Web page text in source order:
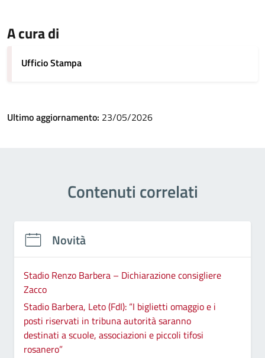
A cura di
Ufficio Stampa
Ultimo aggiornamento: 23/05/2026
Contenuti correlati
Novità
Stadio Renzo Barbera – Dichiarazione consigliere
Zacco
Stadio Barbera, Leto (FdI): “I biglietti omaggio e i
posti riservati in tribuna autorità saranno
destinati a scuole, associazioni e piccoli tifosi
rosanero”